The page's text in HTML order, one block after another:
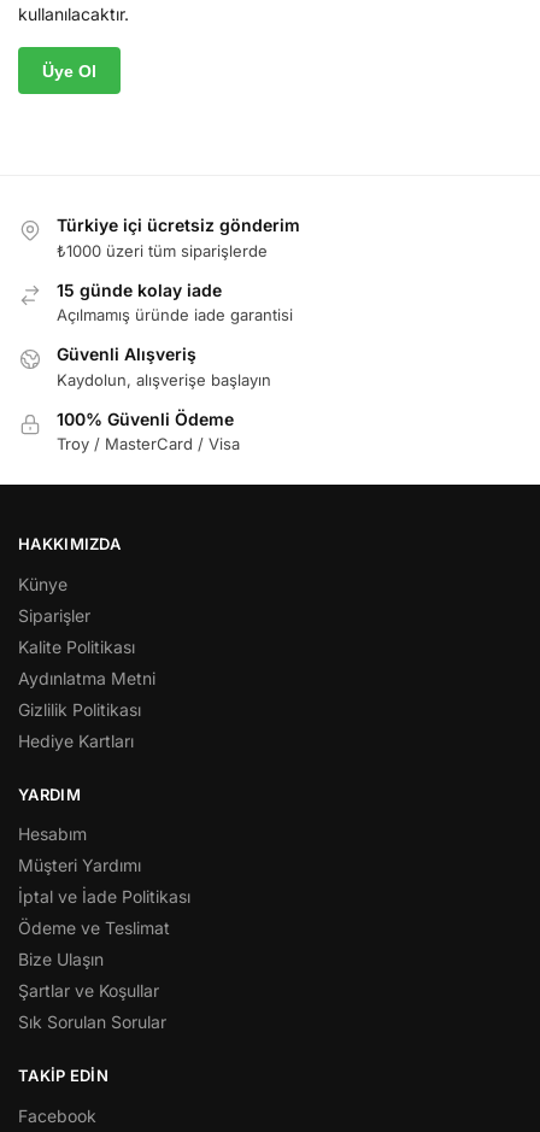
kullanılacaktır.
Üye Ol
Türkiye içi ücretsiz gönderim
₺1000 üzeri tüm siparişlerde
15 günde kolay iade
Açılmamış üründe iade garantisi
Güvenli Alışveriş
Kaydolun, alışverişe başlayın
100% Güvenli Ödeme
Troy / MasterCard / Visa
HAKKIMIZDA
Künye
Siparişler
Kalite Politikası
Aydınlatma Metni
Gizlilik Politikası
Hediye Kartları
YARDIM
Hesabım
Müşteri Yardımı
İptal ve İade Politikası
Ödeme ve Teslimat
Bize Ulaşın
Şartlar ve Koşullar
Sık Sorulan Sorular
TAKIP EDIN
Facebook